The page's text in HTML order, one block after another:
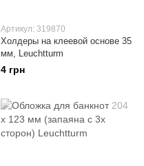
Артикул: 319870
Холдеры на клеевой основе 35
мм, Leuchtturm
4 грн